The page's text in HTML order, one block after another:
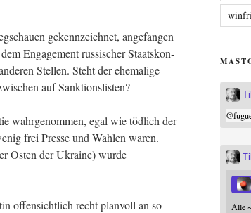
gekenn­zeich­net, ange­fan­gen
Enga­ge­ment rus­si­scher Staats­kon­
Stel­len. Steht der ehe­ma­li­ge
auf Sanktionslisten?
wahr­ge­nom­men, egal wie töd­lich der
frei Pres­se und Wah­len waren.
Osten der Ukrai­ne) wur­de
offen­sicht­lich recht plan­voll an so
@
Alle